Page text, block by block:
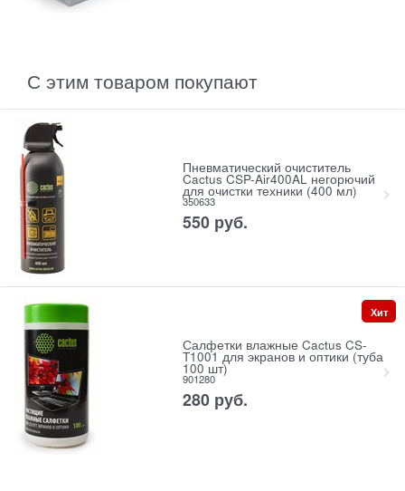
С этим товаром покупают
Пневматический очиститель
Cactus CSP-Air400AL негорючий
для очистки техники (400 мл)
350633
550 руб.
Салфетки влажные Cactus CS-
T1001 для экранов и оптики (туба
100 шт)
901280
280 руб.
Хит